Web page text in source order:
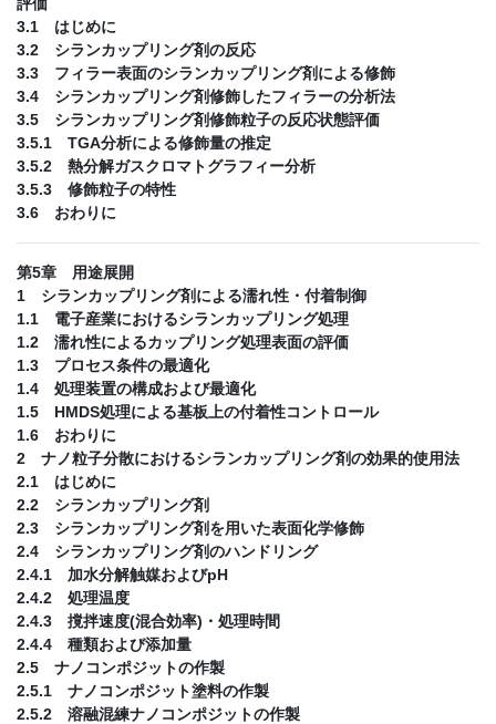
3.1 はじめに
3.2 シランカップリング剤の反応
3.3 フィラー表面のシランカップリング剤による修飾
3.4 シランカップリング剤修飾したフィラーの分析法
3.5 シランカップリング剤修飾粒子の反応状態評価
3.5.1 TGA分析による修飾量の推定
3.5.2 熱分解ガスクロマトグラフィー分析
3.5.3 修飾粒子の特性
3.6 おわりに
第5章 用途展開
1 シランカップリング剤による濡れ性・付着制御
1.1 電子産業におけるシランカップリング処理
1.2 濡れ性によるカップリング処理表面の評価
1.3 プロセス条件の最適化
1.4 処理装置の構成および最適化
1.5 HMDS処理による基板上の付着性コントロール
1.6 おわりに
2 ナノ粒子分散におけるシランカップリング剤の効果的使用法
2.1 はじめに
2.2 シランカップリング剤
2.3 シランカップリング剤を用いた表面化学修飾
2.4 シランカップリング剤のハンドリング
2.4.1 加水分解触媒およびpH
2.4.2 処理温度
2.4.3 撹拌速度(混合効率)・処理時間
2.4.4 種類および添加量
2.5 ナノコンポジットの作製
2.5.1 ナノコンポジット塗料の作製
2.5.2 溶融混練ナノコンポジットの作製